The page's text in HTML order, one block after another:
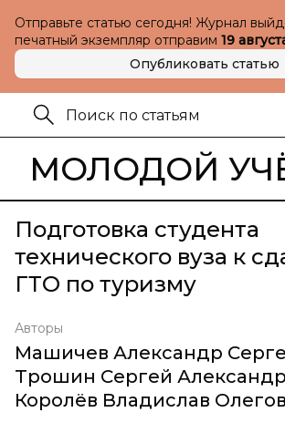
Отправьте статью сегодня! Журнал
печатный экземпляр отправим 19
Опубликовать статью
МОЛОДОЙ
Подготовка студента
технического вуза к
ГТО по туризму
Авторы
Машичев Александр
Трошин Сергей
Королёв Владислав